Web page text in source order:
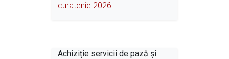
curatenie 2026
Achiziție servicii de pază și